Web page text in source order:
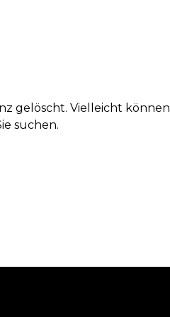
gelöscht. Vielleicht können
suchen.